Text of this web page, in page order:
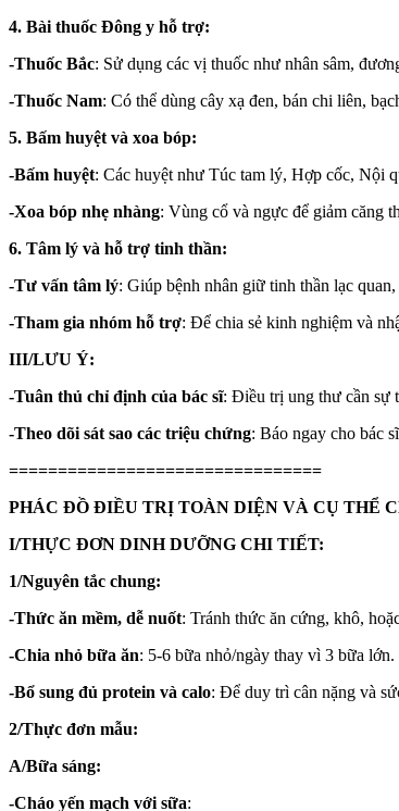
4. Bài thuốc Đông y hỗ trợ:
-Thuốc Bắc: Sử dụng các vị thuốc như nhân sâm,
-Thuốc Nam: Có thể dùng cây xạ đen, bán chi liên,
5. Bấm huyệt và xoa bóp:
-Bấm huyệt: Các huyệt như Túc tam lý, Hợp cốc, Nội
-Xoa bóp nhẹ nhàng: Vùng cổ và ngực để giảm căng
6. Tâm lý và hỗ trợ tinh thần:
-Tư vấn tâm lý: Giúp bệnh nhân giữ tinh thần lạc quan,
-Tham gia nhóm hỗ trợ: Để chia sẻ kinh nghiệm và
III/LƯU Ý:
-Tuân thủ chỉ định của bác sĩ: Điều trị ung thư cần sự
-Theo dõi sát sao các triệu chứng: Báo ngay cho bác
================================
PHÁC ĐỒ ĐIỀU TRỊ TOÀN DIỆN VÀ CỤ THỂ
I/THỰC ĐƠN DINH DƯỠNG CHI TIẾT:
1/Nguyên tắc chung:
-Thức ăn mềm, dễ nuốt: Tránh thức ăn cứng, khô,
-Chia nhỏ bữa ăn: 5-6 bữa nhỏ/ngày thay vì 3 bữa lớn.
-Bổ sung đủ protein và calo: Để duy trì cân nặng và
2/Thực đơn mẫu:
A/Bữa sáng:
-Cháo yến mạch với sữa: